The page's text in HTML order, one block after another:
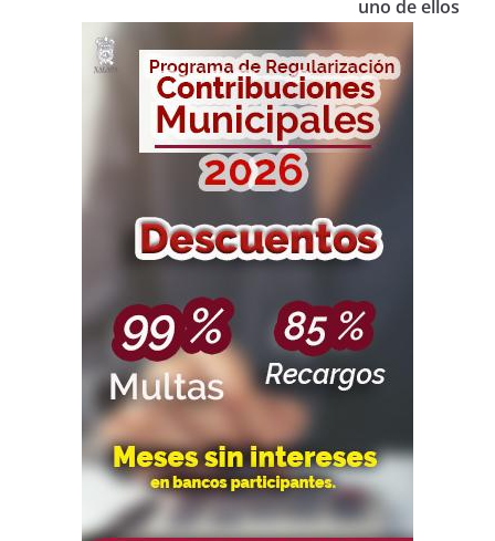
uno de ellos